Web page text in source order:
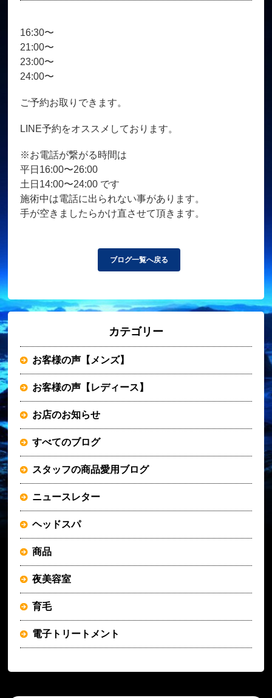
お客様の声
ご予約＋お問い合わせ
16:30〜
21:00〜
23:00〜
24:00〜
ご予約お取りできます。
LINE予約をオススメしております。
※お電話が繋がる時間は
平日16:00〜26:00
土日14:00〜24:00 です
施術中は電話に出られない事があります。
手が空きましたらかけ直させて頂きます。
ブログ一覧へ戻る
カテゴリー
お客様の声【メンズ】
お客様の声【レディース】
お店のお知らせ
すべてのブログ
スタッフの商品愛用ブログ
ニュースレター
ヘッドスパ
商品
夜美容室
育毛
電子トリートメント